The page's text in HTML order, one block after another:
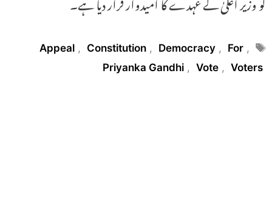
Tags
Appeal , Constitution , Democracy , For ,
Priyanka Gandhi , Vote , Voters